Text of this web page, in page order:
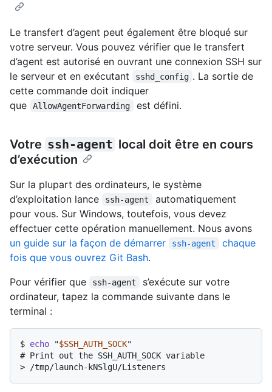
Le transfert d’agent peut également être bloqué sur
votre serveur. Vous pouvez vérifier que le transfert
d’agent est autorisé en ouvrant une connexion SSH sur
le serveur et en exécutant
sshd_config . La sortie de
cette commande doit indiquer
que
AllowAgentForwarding est défini.
Votre ssh-agent local doit être en cours
d’exécution
Sur la plupart des ordinateurs, le système
d’exploitation lance
ssh-agent
automatiquement
pour vous. Sur Windows, toutefois, vous devez
effectuer cette opération manuellement. Nous avons
un guide sur la façon de démarrer
ssh-agent
chaque
fois que vous ouvrez Git Bash.
Pour vérifier que
ssh-agent
s’exécute sur votre
ordinateur, tapez la commande suivante dans le
terminal :
$ echo "$SSH_AUTH_SOCK"
# Print out the SSH_AUTH_SOCK variable
>
/tmp/launch-kNSlgU/Listeners